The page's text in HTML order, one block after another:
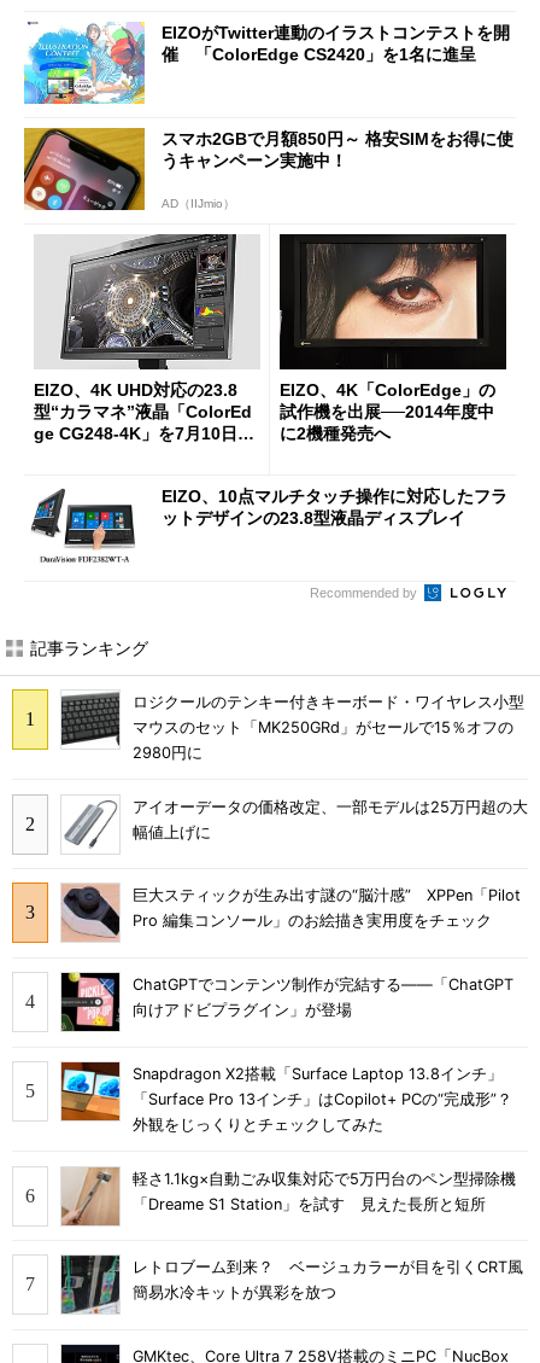
EIZOがTwitter連動のイラストコンテストを開
催 「ColorEdge CS2420」を1名に進呈
スマホ2GBで月額850円～ 格安SIMをお得に使
うキャンペーン実施中！
AD（IIJmio）
EIZO、4K UHD対応の23.8
型“カラマネ”液晶「ColorEd
ge CG248-4K」を7月10日に
EIZO、4K「ColorEdge」の
試作機を出展──2014年度中
に2機種発売へ
EIZO、10点マルチタッチ操作に対応したフラ
ットデザインの23.8型液晶ディスプレイ
Recommended by
記事ランキング
ロジクールのテンキー付きキーボード・ワイヤレス小型
マウスのセット「MK250GRd」がセールで15％オフの
2980円に
アイオーデータの価格改定、一部モデルは25万円超の大
幅値上げに
巨大スティックが生み出す謎の“脳汁感” XPPen「Pilot
Pro 編集コンソール」のお絵描き実用度をチェック
ChatGPTでコンテンツ制作が完結する――「ChatGPT
向けアドビプラグイン」が登場
Snapdragon X2搭載「Surface Laptop 13.8インチ」
「Surface Pro 13インチ」はCopilot+ PCの“完成形”？
外観をじっくりとチェックしてみた
軽さ1.1kg×自動ごみ収集対応で5万円台のペン型掃除機
「Dreame S1 Station」を試す 見えた長所と短所
レトロブーム到来？ ベージュカラーが目を引くCRT風
簡易水冷キットが異彩を放つ
GMKtec、Core Ultra 7 258V搭載のミニPC「NucBox